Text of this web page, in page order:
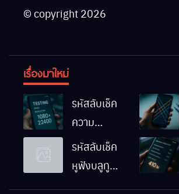
© copyright 2026
เรื่องมาใหม่
รหัสลับเช็ค
ความ
ละเอียดหน้า
จอมือถือ
รหัสลับเช็ค
หูฟังบลูทูธ